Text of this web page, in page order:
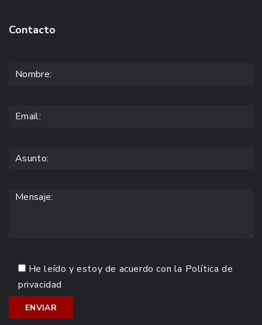
Contacto
He leído y estoy de acuerdo con la Política de
privacidad